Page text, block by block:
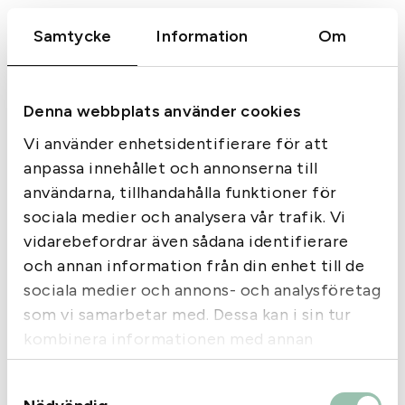
Samtycke Information Om
Denna webbplats använder cookies
Vi använder enhetsidentifierare för att
anpassa innehållet och annonserna till
användarna, tillhandahålla funktioner för
sociala medier och analysera vår trafik. Vi
vidarebefordrar även sådana identifierare
och annan information från din enhet till de
sociala medier och annons- och analysföretag
som vi samarbetar med. Dessa kan i sin tur
kombinera informationen med annan
information som du har tillhandahållit eller
som de har samlat in när du har använt deras
Filtrera och sortera